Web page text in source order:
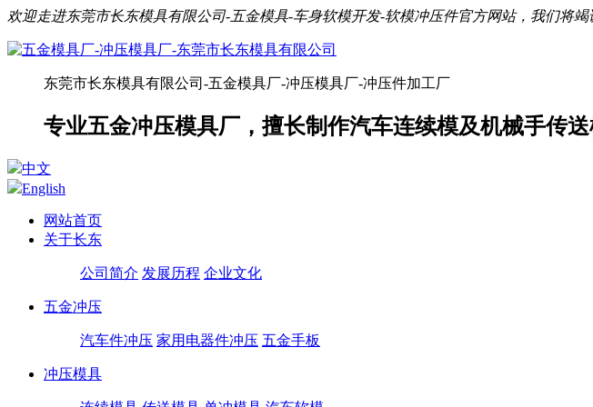
欢迎走进东莞市长东模具有限公司-五金模具-车身软模开发-软模冲压件官方网站，我们将竭
东莞市长东模具有限公司-五金模具厂-冲压模具厂-冲压件加工厂
专业五金冲压模具厂，擅长制作汽车连续模及机械手传
中文
English
网站首页
关于长东
公司简介 发展历程 企业文化
五金冲压
汽车件冲压 家用电器件冲压 五金手板
冲压模具